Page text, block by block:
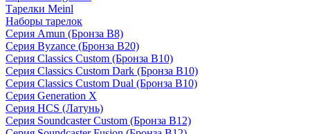
Тарелки Meinl
Наборы тарелок
Серия Amun (Бронза B8)
Серия Byzance (Бронза B20)
Серия Classics Custom (Бронза B10)
Серия Classics Custom Dark (Бронза B10)
Серия Classics Custom Dual (Бронза B10)
Серия Generation X
Серия HCS (Латунь)
Серия Soundcaster Custom (Бронза B12)